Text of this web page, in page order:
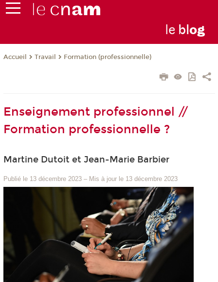
le blog
Accueil Travail Formation (professionnelle)
Enseignement professionnel //
Formation professionnelle ?
Martine Dutoit et Jean-Marie Barbier
Publié le 13 décembre 2023 – Mis à jour le 13 décembre 2023